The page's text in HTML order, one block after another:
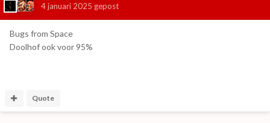
4 januari 2025 gepost
Bugs from Space
Doolhof ook voor 95%
Quote